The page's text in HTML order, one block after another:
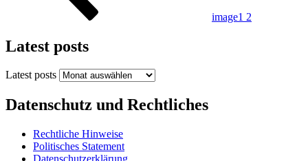
image1 2
Latest posts
Latest posts
Datenschutz und Rechtliches
Rechtliche Hinweise
Politisches Statement